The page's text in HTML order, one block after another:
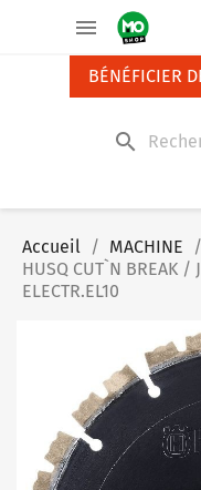

BÉNÉFICIER
search
Accueil MACHINE
HUSQ CUT`N BREAK /
ELECTR.EL10
Panneau de gestion des